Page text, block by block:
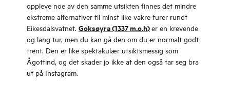
oppleve noe av den samme utsikten finnes det mindre
ekstreme alternativer til minst like vakre turer rundt
Eikesdalsvatnet. Goksøyra (1337 m.o.h)er en krevende
og lang tur, men du kan gå den om du er normalt godt
trent. Den er like spektakulær utsiktsmessig som
Ågottind, og det skader jo ikke at den også tar seg bra
ut på Instagram.